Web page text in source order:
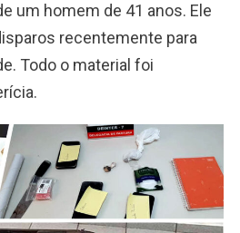
um homem de 41 anos. Ele
recentemente para
Todo o material foi